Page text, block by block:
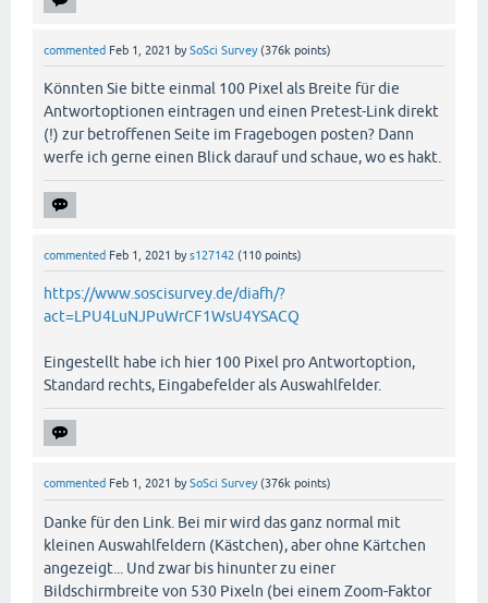
commented Feb 1, 2021 bySoSci Survey (376k points)
Könnten Sie bitte einmal 100 Pixel als Breite für die
Antwortoptionen eintragen und einen Pretest-Link direkt
(!) zur betroffenen Seite im Fragebogen posten? Dann
werfe ich gerne einen Blick darauf und schaue, wo es hakt.
commented Feb 1, 2021 bys127142 (110 points)
https://www.soscisurvey.de/diafh/?
act=LPU4LuNJPuWrCF1WsU4YSACQ
Eingestellt habe ich hier 100 Pixel pro Antwortoption,
Standard rechts, Eingabefelder als Auswahlfelder.
commented Feb 1, 2021 bySoSci Survey (376k points)
Danke für den Link. Bei mir wird das ganz normal mit
kleinen Auswahlfeldern (Kästchen), aber ohne Kärtchen
angezeigt... Und zwar bis hinunter zu einer
Bildschirmbreite von 530 Pixeln (bei einem Zoom-Faktor